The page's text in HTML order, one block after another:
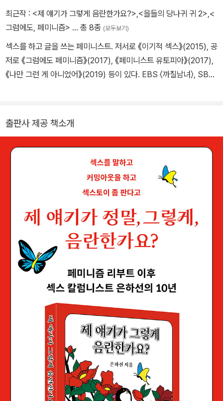
최근작 : <제 얘기가 그렇게 음란한가요?>,<을들의 당나귀 귀 2>,<
그럼에도, 페미니즘> … 총 8종 (모두보기)
섹스를 하고 글을 쓰는 페미니스트. 저서로 《이기적 섹스》(2015), 공
저로 《그럼에도 페미니즘》(2017), 《페미니스트 유토피아》(2017),
《나만 그런 게 아니었어》(2019) 등이 있다. EBS 〈까칠남녀〉, SBS
미, 복순 그리고 파트너 벨라와 함께 살고 있다. http://eunhasun.c
출판사 제공 책소개